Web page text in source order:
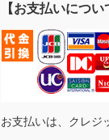
【お支払いについ
お支払いは、クレジ